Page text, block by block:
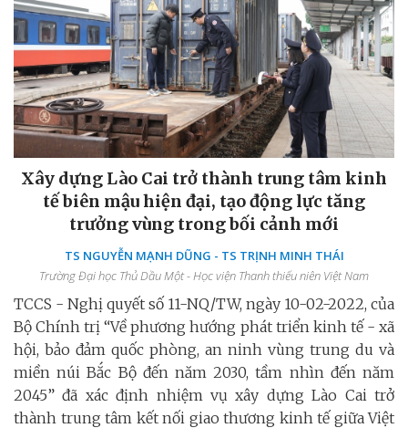
Xây dựng Lào Cai trở thành trung tâm kinh
tế biên mậu hiện đại, tạo động lực tăng
trưởng vùng trong bối cảnh mới
TS NGUYỄN MẠNH DŨNG - TS TRỊNH MINH THÁI
Trường Đại học Thủ Dầu Một - Học viện Thanh thiếu niên Việt Nam
TCCS - Nghị quyết số 11-NQ/TW, ngày 10-02-2022, của
Bộ Chính trị “Về phương hướng phát triển kinh tế - xã
hội, bảo đảm quốc phòng, an ninh vùng trung du và
miền núi Bắc Bộ đến năm 2030, tầm nhìn đến năm
2045” đã xác định nhiệm vụ xây dựng Lào Cai trở
thành trung tâm kết nối giao thương kinh tế giữa Việt